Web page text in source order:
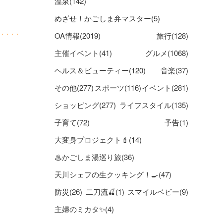
めざせ！かごしま弁マスター(5)
OA情報(2019)
旅行(128)
主催イベント(41)
グルメ(1068)
ヘルス＆ビューティー(120)
音楽(37)
その他(277) スポーツ(116)イベント(281)
ショッピング(277) ライフスタイル(135)
子育て(72)
予告(1)
大変身プロジェクト💄(14)
♨かごしま湯巡り旅(36)
天川シェフの生クッキング！🍳(47)
防災(26) 二刀流🍒(1) スマイルベビー(9)
主婦のミカタ✨(4)